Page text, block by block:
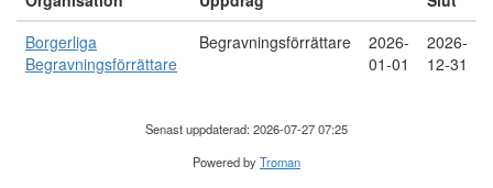
Borgerliga
Begravningsförrättare
Begravningsförrättare
2026-
01-01
2026-
12-31
Senast uppdaterad: 2026-07-27 07:25
Powered byTroman